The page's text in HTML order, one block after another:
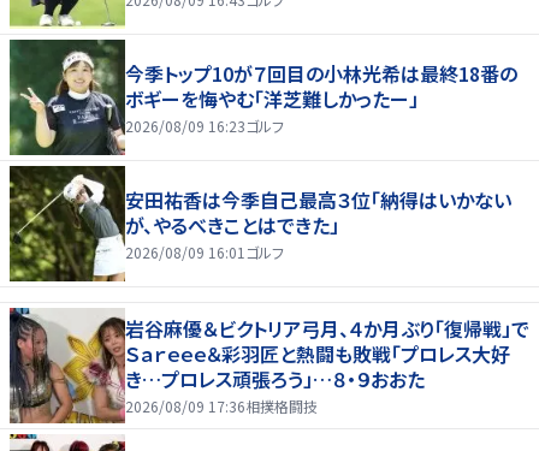
今季トップ10が７回目の小林光希は最終18番の
ボギーを悔やむ「洋芝難しかったー」
2026/08/09 16:23ゴルフ
安田祐香は今季自己最高３位「納得はいかない
が、やるべきことはできた」
2026/08/09 16:01 ゴルフ
岩谷麻優＆ビクトリア弓月、４か月ぶり「復帰戦」で
Ｓａｒｅｅｅ＆彩羽匠と熱闘も敗戦「プロレス大好
き…プロレス頑張ろう」…８・９おおた
2026/08/09 17:36相撲格闘技